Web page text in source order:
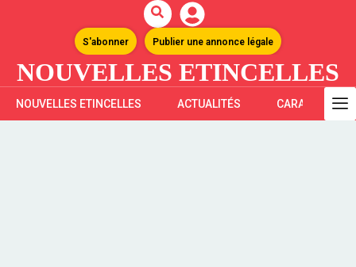
S'abonner Publier une annonce légale
NOUVELLES ETINCELLES
NOUVELLES ETINCELLES ACTUALITÉS CARAÏBES